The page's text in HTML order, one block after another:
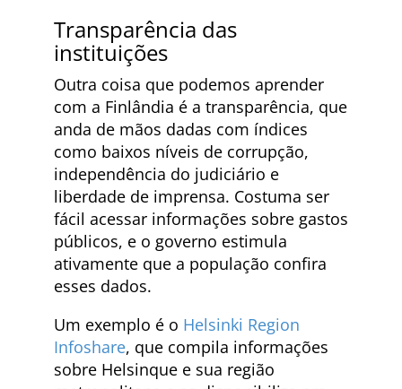
Transparência das
instituições
Outra coisa que podemos aprender
com a Finlândia é a transparência, que
anda de mãos dadas com índices
como baixos níveis de corrupção,
independência do judiciário e
liberdade de imprensa. Costuma ser
fácil acessar informações sobre gastos
públicos, e o governo estimula
ativamente que a população confira
esses dados.
Um exemplo é o Helsinki Region
Infoshare, que compila informações
sobre Helsinque e sua região